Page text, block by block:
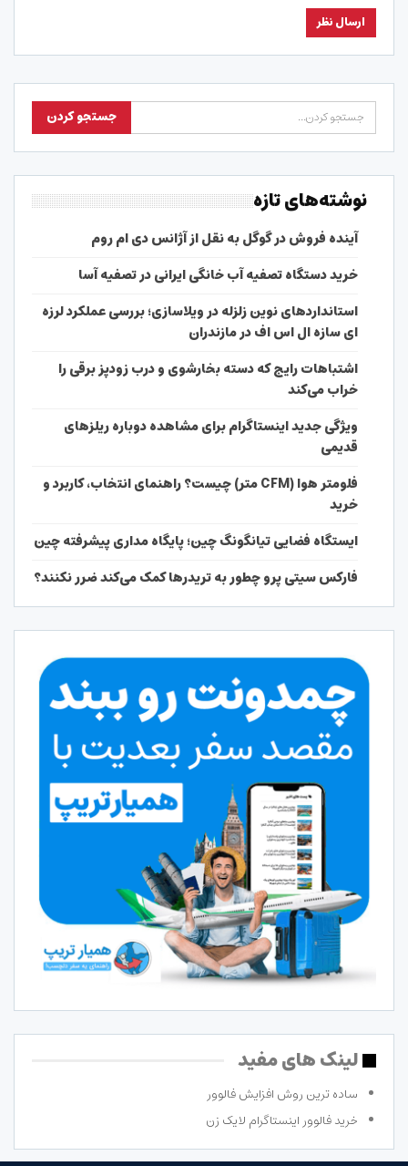
نوشته‌های تازه
آینده فروش در گوگل به نقل از آژانس دی ام روم
خرید دستگاه تصفیه آب خانگی ایرانی در تصفیه آسا
استانداردهای نوین زلزله در ویلاسازی؛ بررسی عملکرد لرزه
ای سازه ال اس اف در مازندران
اشتباهات رایج که دسته بخارشوی و درب زودپز برقی را
خراب می‌کند
ویژگی جدید اینستاگرام برای مشاهده دوباره ریلزهای
قدیمی
فلومتر هوا (CFM متر) چیست؟ راهنمای انتخاب، کاربرد و
خرید
ایستگاه فضایی تیانگونگ چین؛ پایگاه مداری پیشرفته چین
فارکس سیتی پرو چطور به تریدرها کمک می‌کند ضرر نکنند؟
لینک های مفید
ساده ترین روش افزایش فالوور
خرید فالوور اینستاگرام لایک زن